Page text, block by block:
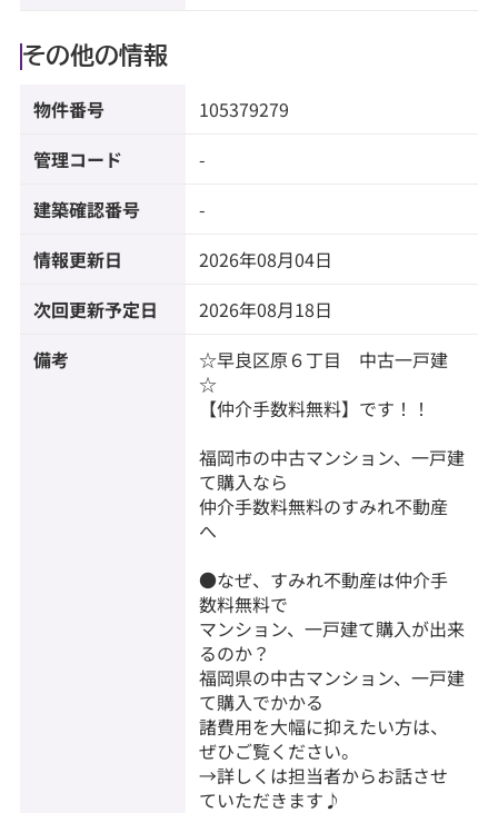
その他の情報
物件番号 105379279
管理コード -
建築確認番号 -
情報更新日 2026年08月04日
次回更新予定日 2026年08月18日
備考
☆早良区原６丁目 中古一戸建
☆
【仲介手数料無料】です！！
福岡市の中古マンション、一戸建
て購入なら
仲介手数料無料のすみれ不動産
へ
●なぜ、すみれ不動産は仲介手
数料無料で
マンション、一戸建て購入が出来
るのか？
福岡県の中古マンション、一戸建
て購入でかかる
諸費用を大幅に抑えたい方は、
ぜひご覧ください。
→詳しくは担当者からお話させ
ていただきます♪